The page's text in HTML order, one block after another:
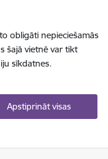
obligāti nepieciešamās
šajā vietnē var tikt
sīkdatnes.
Apstiprināt visas